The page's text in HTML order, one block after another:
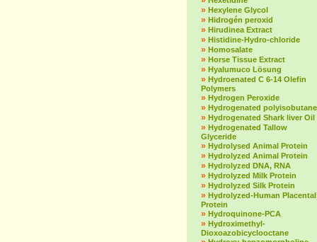
» Hexylene Glycol
» Hidrogén peroxid
» Hirudinea Extract
» Histidine-Hydro-chloride
» Homosalate
» Horse Tissue Extract
» Hyalumuco Lösung
» Hydroenated C 6-14 Olefin
Polymers
» Hydrogen Peroxide
» Hydrogenated polyisobutane
» Hydrogenated Shark liver Oil
» Hydrogenated Tallow
Glyceride
» Hydrolysed Animal Protein
» Hydrolyzed Animal Protein
» Hydrolyzed DNA, RNA
» Hydrolyzed Milk Protein
» Hydrolyzed Silk Protein
» Hydrolyzed-Human Placental
Protein
» Hydroquinone-PCA
» Hydroximethyl-
Dioxoazobicyclooctane